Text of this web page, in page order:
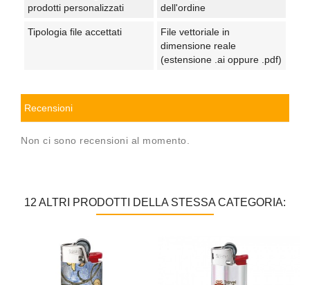
prodotti personalizzati
dell'ordine
Tipologia file accettati
File vettoriale in
dimensione reale
(estensione .ai oppure .pdf)
Recensioni
Non ci sono recensioni al momento.
12 ALTRI PRODOTTI DELLA STESSA CATEGORIA: